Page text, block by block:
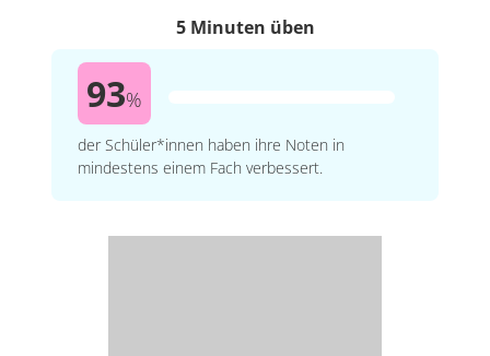
5 Minuten üben
93%
der Schüler*innen haben ihre Noten in
mindestens einem Fach verbessert.